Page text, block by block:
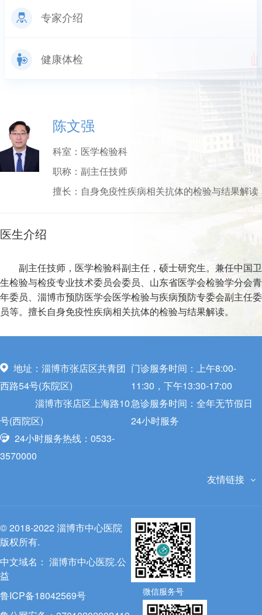
专家介绍
健康体检
陈文强
科室： 医学检验科
职称： 副主任技师
擅长： 自身免疫性疾病相关抗体的检验与结果解读
医生介绍
副主任技师，医学检验科副主任，硕士研究生。兼任中国卫
生检验与检疫专业技术委员会委员、山东省医学会检验学分会青
年委员、淄博市预防医学会医学检验与疾病预防专委会副主任委
员等。擅长自身免疫性疾病相关抗体的检验与结果解读。
地址：淄博市张店区共青团
西路54号(东院区)
淄博市张店区上海路10
号(西院区)
24小时服务热线：0533-
3570000
门诊服务时间：上午8:00-
11:30，下午13:30-17:00
急诊服务时间：全年无节假日
24小时服务
友情链接
© 2018-2022 淄博市中心医院
版权所有.
中文域名： 淄博市中心医院.公
益
鲁ICP备18042569号
微信服务号